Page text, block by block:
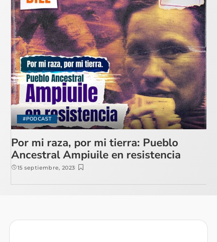
#PODCAST
Por mi raza, por mi tierra: Pueblo
Ancestral Ampiuile en resistencia
15 septiembre, 2023